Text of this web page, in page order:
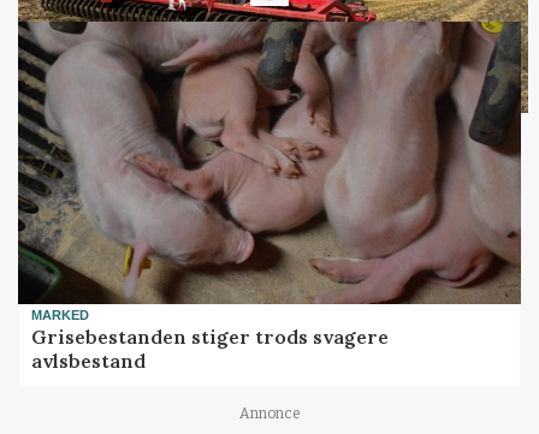
MARKED
Grisebestanden stiger trods svagere
avlsbestand
Annonce